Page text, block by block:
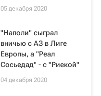
05 декабря 2020
"Наполи" сыграл
вничью с АЗ в Лиге
Европы, а "Реал
Сосьедад" - с "Риекой"
04 декабря 2020